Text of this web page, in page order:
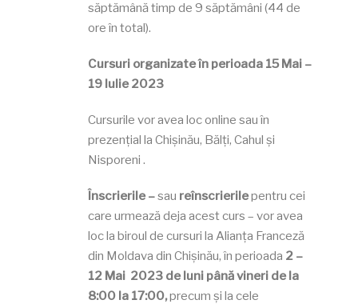
săptămână timp de 9 săptămâni (44 de
ore în total).
Cursuri organizate în perioada 15 Mai –
19 Iulie 2023
Cursurile vor avea loc online sau în
prezențial la Chișinău, Bălți, Cahul și
Nisporeni .
Înscrierile –sau reînscrierilepentru cei
care urmează deja acest curs – vor avea
loc la biroul de cursuri la Alianța Franceză
din Moldava din Chișinău, în perioada 2 –
12 Mai 2023 de luni până vineri de la
8:00 la 17:00,precum și la cele